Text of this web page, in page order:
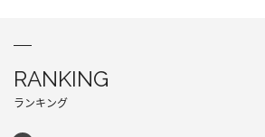
RANKING
ランキング